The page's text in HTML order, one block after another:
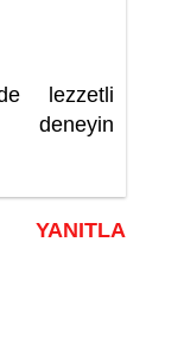
lezzetli
deneyin
YANITLA